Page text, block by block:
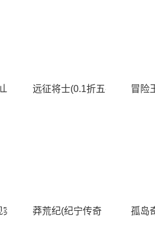
海经) 远征将士(0.1折五神魔免费升
冒险
实版（0.1折）)
莽荒纪(纪宁传奇（0.1折送无
孤岛